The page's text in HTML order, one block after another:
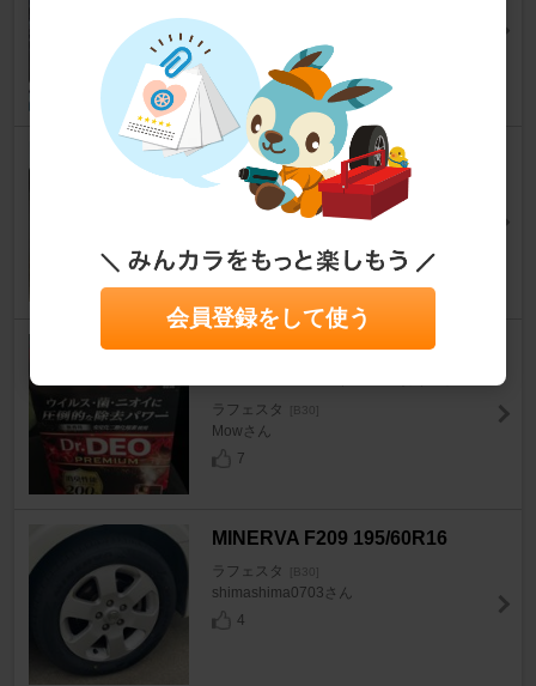
39
グリンランダー(GRENLANDE
R) 195/60R16 Winter GL868 ス
タッドレスタイヤ
最弱王さん
CAR MATE / カーメイト Dr.DE
ラフェスタ [B30]
Mowさん
7
MINERVA F209 195/60R16
ラフェスタ [B30]
shimashima0703さん
4
会員登録をして使う